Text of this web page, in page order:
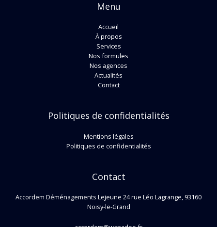
Menu
Accueil
À propos
Services
Nos formules
Nos agences
Actualités
Contact
Politiques de confidentialités
Mentions légales
Politiques de confidentialités
Contact
Accordem Déménagements Lejeune 24 rue Léo Lagrange, 93160
Noisy-le-Grand